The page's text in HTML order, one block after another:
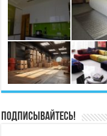
Подписывайтесь!